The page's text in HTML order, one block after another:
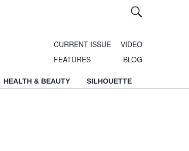
CURRENT ISSUE
VIDEO
FEATURES
BLOG
HEALTH & BEAUTY SILHOUETTE